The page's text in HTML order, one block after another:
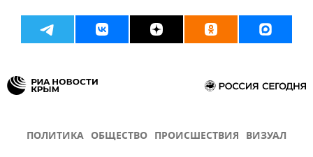
ПОЛИТИКА ОБЩЕСТВО ПРОИСШЕСТВИЯ ВИЗУАЛ